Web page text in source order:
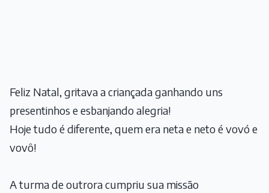
Feliz Natal, gritava a criançada ganhando uns
presentinhos e esbanjando alegria!
Hoje tudo é diferente, quem era neta e neto é vovó e
vovô!
A turma de outrora cumpriu sua missão